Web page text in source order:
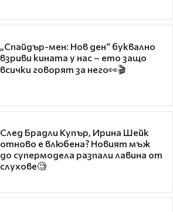
„Спайдър-мен: Нов ден“ буквално
взриви кината у нас – ето защо
всички говорят за него👀🎬
След Брадли Купър, Ирина Шейк
отново е влюбена? Новият мъж
до супермодела разпали лавина от
слухове🧐